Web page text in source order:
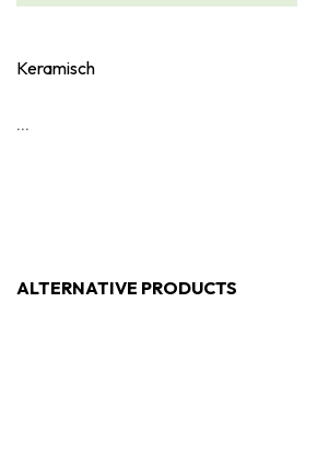
Keramisch
...
ALTERNATIVE PRODUCTS